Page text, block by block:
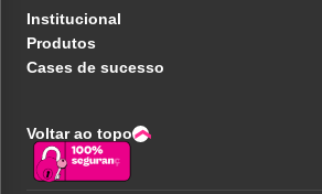
Institucional
Produtos
Cases de sucesso
Voltar ao topo